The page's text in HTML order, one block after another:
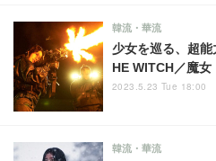
少女を巡る、超
HE WITCH／魔
韓流・華流
2023.5.23 Tue 18:00
韓流・華流